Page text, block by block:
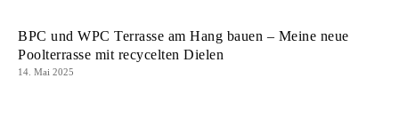
BPC und WPC Terrasse am Hang bauen – Meine neue
Poolterrasse mit recycelten Dielen
14. Mai 2025